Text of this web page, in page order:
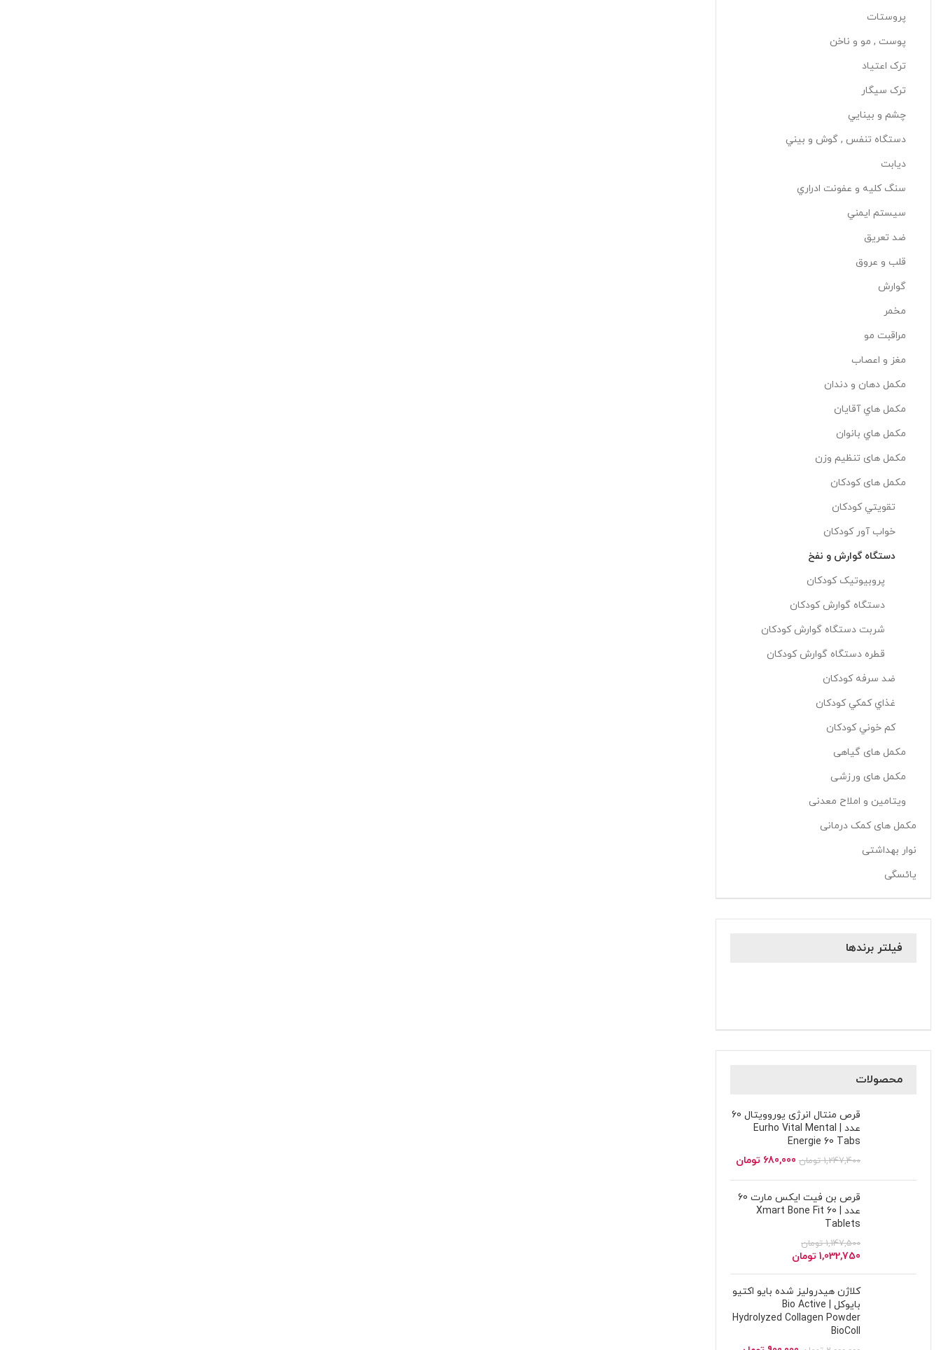
پروستات
پوست , مو و ناخن
ترک اعتياد
ترک سيگار
چشم و بينايي
دستگاه تنفس , گوش و بيني
دیابت
سنگ کليه و عفونت ادراري
سيستم ايمني
ضد تعريق
قلب و عروق
گوارش
مخمر
مراقبت مو
مغز و اعصاب
مکمل دهان و دندان
مکمل هاي آقايان
مکمل هاي بانوان
مکمل های تنظیم وزن
مکمل های کودکان
تقويتي کودکان
خواب آور کودکان
دستگاه گوارش و نفخ
پروبيوتيک کودکان
دستگاه گوارش کودکان
شربت دستگاه گوارش کودکان
قطره دستگاه گوارش کودکان
ضد سرفه کودکان
غذاي کمکي کودکان
کم خوني کودکان
مکمل های گیاهی
مکمل های ورزشی
ویتامین و املاح معدنی
مکمل های کمک درمانی
نوار بهداشتی
یائسگی
فیلتر برندها
محصولات
قرص منتال انرژی یوروویتال 60
عدد | Eurho Vital Mental
Energie 60 Tabs
1,247,400 تومان 680,000 تومان
قرص بن فیت ایکس مارت 60
عدد | Xmart Bone Fit 60
Tablets
1,147,500 تومان
1,032,750 تومان
کلاژن هیدرولیز شده بایو اکتیو
بایوکل | Bio Active
Hydrolyzed Collagen Powder
BioColl